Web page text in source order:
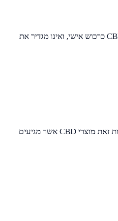
אין חוקים רשמיים להסדרת שמן הCBD באופן ספציפי. המוצר כרגע זמין לצרכן בחנויות רבות, בתחנות דלק וכמו כן ניתן גם להזמינו באינטרנט. חוק המס בניו יורק מתייחס לשמן CBD כרכוש אישי, ואינו מגדיר את
מדינת קליפורניה קובעת בצורה מובהקת מס של 15% על מוצרי CBD המכילים קנאביס. המס הזה מוטל על כל מוצרי הקנאביס מלבד אלה שזכו לפטור של מוצרים רפואיים. לעומת זאת מוצרי CBD אשר מגיעים